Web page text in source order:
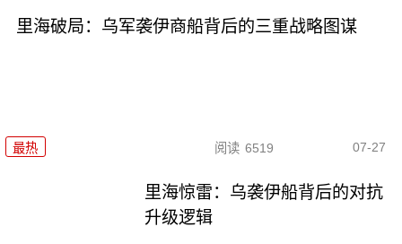
里海破局：乌军袭伊商船背后的三重战略图谋
最热 阅读 6519 07-27
里海惊雷：乌袭伊船背后的对抗
升级逻辑